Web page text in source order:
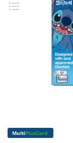
MultiPlusCard